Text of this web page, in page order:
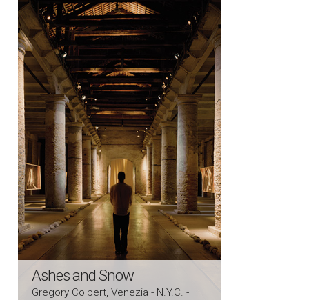
Ashes and Snow
Gregory Colbert, Venezia - N.Y.C. -